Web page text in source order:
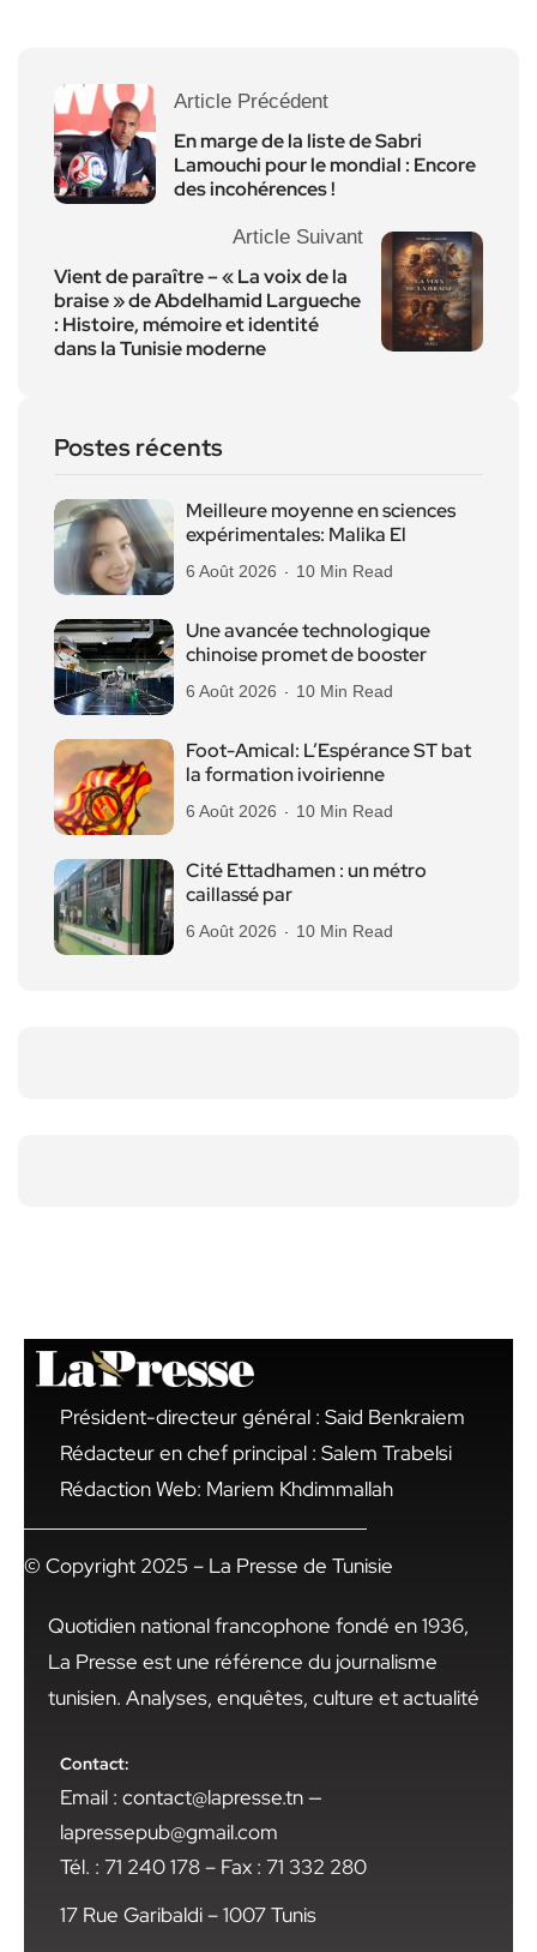
Article Précédent
En marge de la liste de Sabri
Lamouchi pour le mondial : Encore
des incohérences !
Article Suivant
Vient de paraître – « La voix de la
braise » de Abdelhamid Largueche
: Histoire, mémoire et identité
dans la Tunisie moderne
Postes récents
Meilleure moyenne en sciences
expérimentales: Malika El
6 Août 2026 10 Min Read
Une avancée technologique
chinoise promet de booster
6 Août 2026 10 Min Read
Foot-Amical: L’Espérance ST bat
la formation ivoirienne
6 Août 2026 10 Min Read
Cité Ettadhamen : un métro
caillassé par
6 Août 2026 10 Min Read
Président-directeur général : Said Benkraiem
Rédacteur en chef principal : Salem Trabelsi
Rédaction Web: Mariem Khdimmallah
© Copyright 2025 – La Presse de Tunisie
Quotidien national francophone fondé en 1936,
La Presse est une référence du journalisme
tunisien. Analyses, enquêtes, culture et actualité
Contact:
Email : contact@lapresse.tn —
lapressepub@gmail.com
Tél. : 71 240 178 – Fax : 71 332 280
17 Rue Garibaldi – 1007 Tunis